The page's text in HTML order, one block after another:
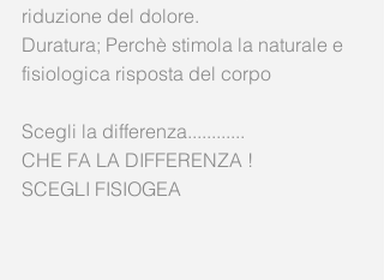
riduzione del dolore.
Duratura; Perchè stimola la naturale e
fisiologica risposta del corpo
Scegli la differenza............
CHE FA LA DIFFERENZA !
SCEGLI FISIOGEA